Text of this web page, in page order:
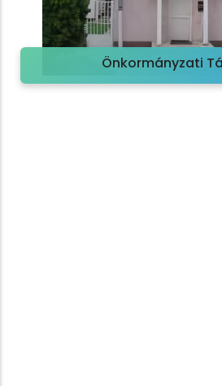
Önkormányzati